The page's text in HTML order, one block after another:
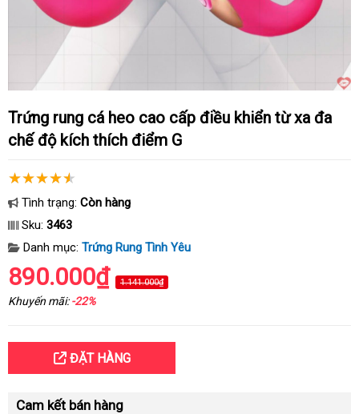
Trứng rung cá heo cao cấp điều khiển từ xa đa
chế độ kích thích điểm G
Tình trạng: Còn hàng
Sku: 3463
Danh mục: Trứng Rung Tình Yêu
890.000₫ 1.141.000₫
Khuyến mãi:-22%
ĐẶT HÀNG
Cam kết bán hàng